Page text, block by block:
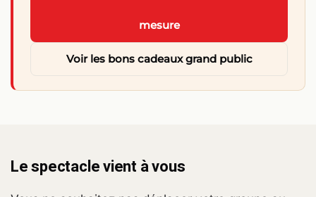
mesure
Voir les bons cadeaux grand public
Le spectacle vient à vous